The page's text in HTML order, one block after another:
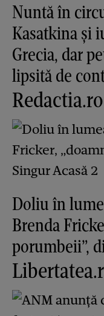
Nuntă în
Kasatkina și
Grecia, dar
lipsită de
Redactia.ro
Doliu în
Brenda
porumbeii”,